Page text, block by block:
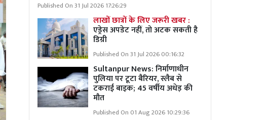
Published On 31 Jul 2026 17:26:29
लाखों छात्रों के लिए जरूरी खबर :
एड्रेस अपडेट नहीं, तो अटक सकती है
डिग्री
Published On 31 Jul 2026 00:16:32
Sultanpur News: निर्माणाधीन
पुलिया पर टूटा बैरियर, स्लैब से
टकराई बाइक; 45 वर्षीय अधेड़ की
मौत
Published On 01 Aug 2026 10:29:36